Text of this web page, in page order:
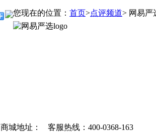
您现在的位置： 首页>点评频道> 网易严
商城地址：
客服热线：400-0368-163